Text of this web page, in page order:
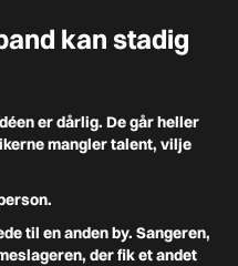
kan stadig
er dårlig. De går heller
mangler talent, vilje
til en anden by. Sangeren,
der fik et andet